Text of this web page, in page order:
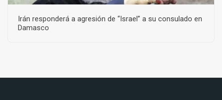
Irán responderá a agresión de “Israel” a su consulado en
Damasco